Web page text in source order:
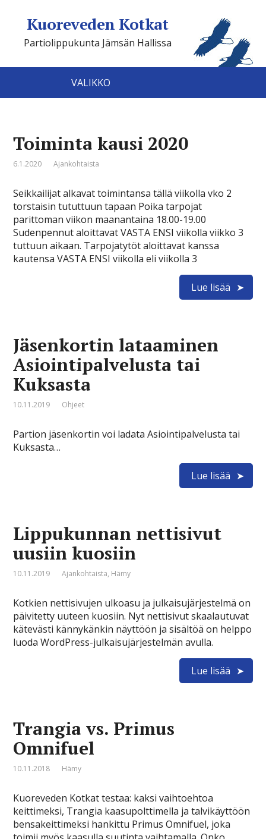
Kuoreveden Kotkat
Partiolippukunta Jämsän Hallissa
VALIKKO
Toiminta kausi 2020
6.1.2020 Ajankohtaista
Seikkailijat alkavat toimintansa tällä viikolla vko 2
torstaisin tututtuun tapaan Poika tarpojat
parittoman viikon maanantaina 18.00-19.00
Sudenpennut aloittavat VASTA ENSI viikolla viikko 3
tuttuun aikaan. Tarpojatytöt aloittavat kanssa
kautensa VASTA ENSI viikolla eli viikolla 3
Lue lisää
Jäsenkortin lataaminen
Asiointipalvelusta tai
Kuksasta
10.11.2019 Ohjeet
Partion jäsenkortin voi ladata Asiointipalvelusta tai
Kuksasta…
Lue lisää
Lippukunnan nettisivut
uusiin kuosiin
10.11.2019 Ajankohtaista, Hämy
Kotkien nettisivujen ulkoasu ja julkaisujärjestelmä on
päivitetty uuteen kuosiin. Nyt nettisivut skaalautuvat
kätevästi kännykänkin näyttöön ja sisältöä on helppo
luoda WordPress-julkaisujärjestelmän avulla.
Lue lisää
Trangia vs. Primus
Omnifuel
10.11.2018 Hämy
Kuoreveden Kotkat testaa: kaksi vaihtoehtoa
keittimeksi, Trangia kaasupolttimella ja talvikäyttöön
bensakeittimeksi hankittu Primus Omnifuel, joka